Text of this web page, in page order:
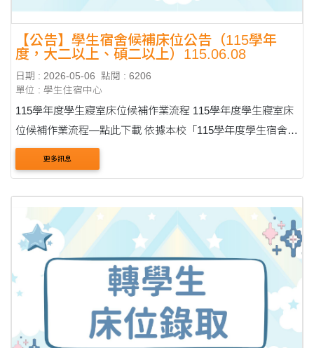
【公告】學生宿舍候補床位公告（115學年
度，大二以上、碩二以上）115.06.08
日期 : 2026-05-06
點閱 : 6206
單位 : 學生住宿中心
115學年度學生寢室床位候補作業流程 115學年度學生寢室床
位候補作業流程—點此下載 依據本校「115學年度學生宿舍床
位申請作業原則」辦理。 候補同學請本人攜帶學生證，於指
定時間至住輔組辦公室（30....
更多訊息